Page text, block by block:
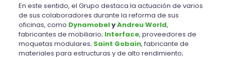
En este sentido, el Grupo destaca la actuación de varios
de sus colaboradores durante la reforma de sus
oficinas, como DynamobelyAndreu World,
fabricantes de mobiliario; Interface, proveedores de
moquetas modulares; Saint Gobain, fabricante de
materiales para estructuras y de alto rendimiento;